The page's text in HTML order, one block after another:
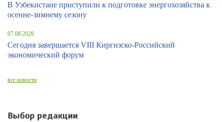
В Узбекистане приступили к подготовке энергохозяйства к
осенне-зимнему сезону
07.08.2026
Сегодня завершается VIII Киргизско-Российский
экономический форум
все новости
Выбор редакции